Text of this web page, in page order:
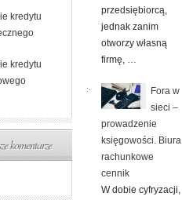
kredytu
kredytu
komentarze
przedsiębiorcą,
jednak zanim
otworzy własną
firmę, …
Fora w
sieci –
prowadzenie
księgowości. Biura
rachunkowe
cennik
W dobie cyfryzacji,